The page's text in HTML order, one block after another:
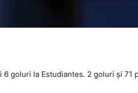
goluri la Estudiantes. 2 goluri și 71